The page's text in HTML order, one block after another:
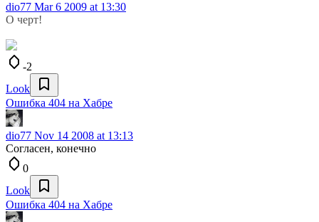
dio77 Mar 6 2009 at 13:30
О черт!
-2
Look
Ошибка 404 на Хабре
dio77 Nov 14 2008 at 13:13
Согласен, конечно
0
Look
Ошибка 404 на Хабре